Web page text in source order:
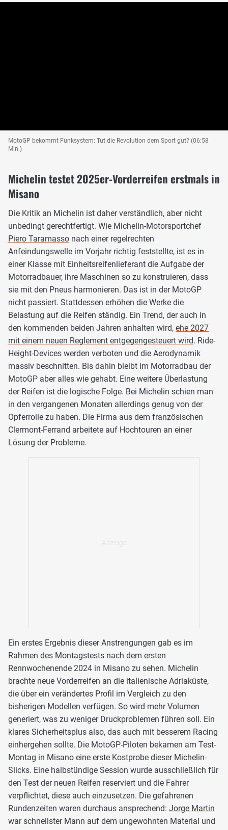
MotoGP bekommt Funksystem: Tut die Revolution dem Sport gut? (06:58
Min.)
Michelin testet 2025er-Vorderreifen erstmals in
Misano
Die Kritik an Michelin ist daher verständlich, aber nicht
unbedingt gerechtfertigt. Wie Michelin-Motorsportchef
Piero Taramasso nach einer regelrechten
Anfeindungswelle im Vorjahr richtig feststellte, ist es in
einer Klasse mit Einheitsreifenlieferant die Aufgabe der
Motorradbauer, ihre Maschinen so zu konstruieren, dass
sie mit den Pneus harmonieren. Das ist in der MotoGP
nicht passiert. Stattdessen erhöhen die Werke die
Belastung auf die Reifen ständig. Ein Trend, der auch in
den kommenden beiden Jahren anhalten wird, ehe 2027
mit einem neuen Reglement entgegengesteuert wird. Ride-
Height-Devices werden verboten und die Aerodynamik
massiv beschnitten. Bis dahin bleibt im Motorradbau der
MotoGP aber alles wie gehabt. Eine weitere Überlastung
der Reifen ist die logische Folge. Bei Michelin schien man
in den vergangenen Monaten allerdings genug von der
Opferrolle zu haben. Die Firma aus dem französischen
Clermont-Ferrand arbeitete auf Hochtouren an einer
Lösung der Probleme.
Ein erstes Ergebnis dieser Anstrengungen gab es im
Rahmen des Montagstests nach dem ersten
Rennwochenende 2024 in Misano zu sehen. Michelin
brachte neue Vorderreifen an die italienische Adriaküste,
die über ein verändertes Profil im Vergleich zu den
bisherigen Modellen verfügen. So wird mehr Volumen
generiert, was zu weniger Druckproblemen führen soll. Ein
klares Sicherheitsplus also, das auch mit besserem Racing
einhergehen sollte. Die MotoGP-Piloten bekamen am Test-
Montag in Misano eine erste Kostprobe dieser Michelin-
Slicks. Eine halbstündige Session wurde ausschließlich für
den Test der neuen Reifen reserviert und die Fahrer
verpflichtet, diese auch einzusetzen. Die gefahrenen
Rundenzeiten waren durchaus ansprechend: Jorge Martin
war schnellster Mann auf dem ungewohnten Material und